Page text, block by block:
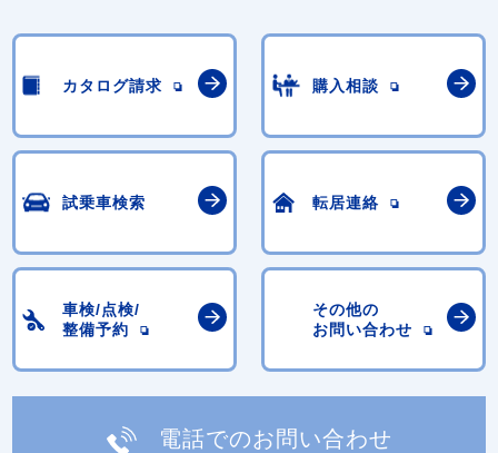
カタログ請求 購入相談
試乗車検索 転居連絡
車検/点検/
整備予約
その他の
お問い合わせ
電話でのお問い合わせ